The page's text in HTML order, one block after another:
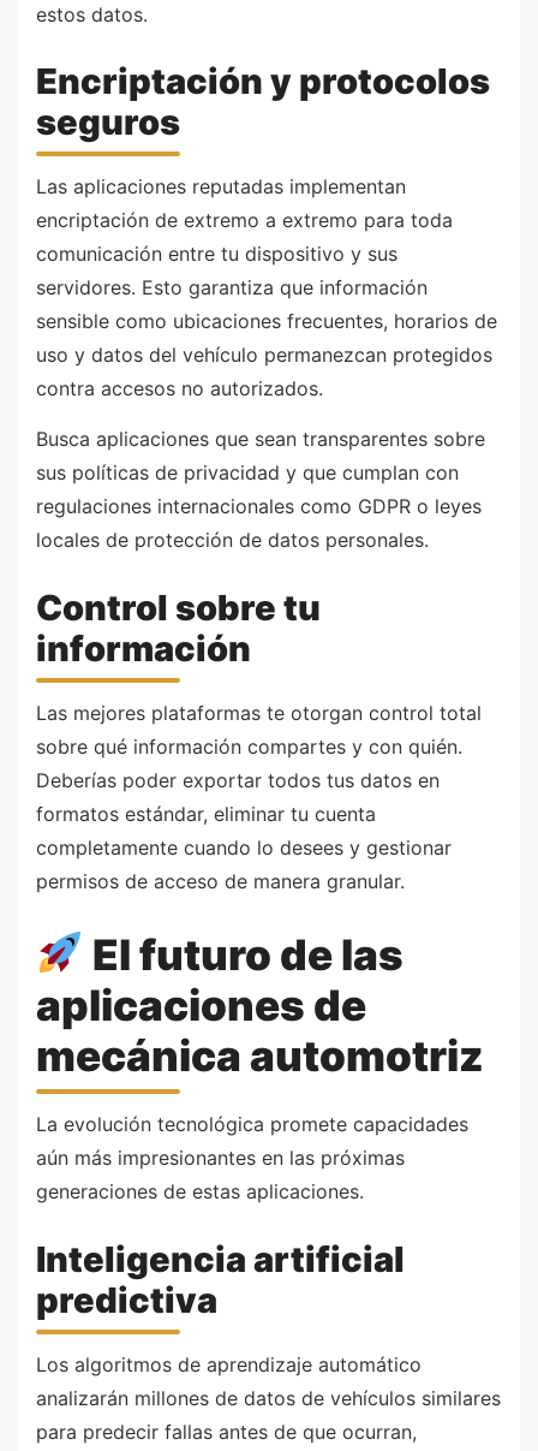
estos datos.
Encriptación y protocolos
seguros
Las aplicaciones reputadas implementan
encriptación de extremo a extremo para toda
comunicación entre tu dispositivo y sus
servidores. Esto garantiza que información
sensible como ubicaciones frecuentes, horarios de
uso y datos del vehículo permanezcan protegidos
contra accesos no autorizados.
Busca aplicaciones que sean transparentes sobre
sus políticas de privacidad y que cumplan con
regulaciones internacionales como GDPR o leyes
locales de protección de datos personales.
Control sobre tu
información
Las mejores plataformas te otorgan control total
sobre qué información compartes y con quién.
Deberías poder exportar todos tus datos en
formatos estándar, eliminar tu cuenta
completamente cuando lo desees y gestionar
permisos de acceso de manera granular.
El futuro de las
aplicaciones de
mecánica automotriz
La evolución tecnológica promete capacidades
aún más impresionantes en las próximas
generaciones de estas aplicaciones.
Inteligencia artificial
predictiva
Los algoritmos de aprendizaje automático
analizarán millones de datos de vehículos similares
para predecir fallas antes de que ocurran,